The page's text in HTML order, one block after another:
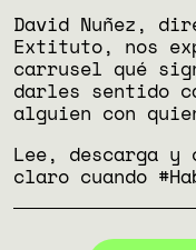
David Nuñez,
Extituto, nos
carrusel qué
darles sentido
alguien con
Lee, descarga y
claro cuando